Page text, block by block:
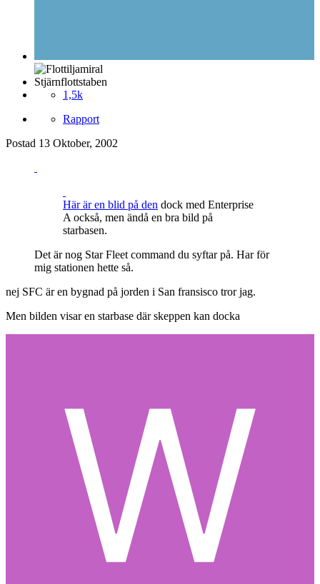
Stjärnflottstaben
1,5k
Rapport
Postad 13 Oktober, 2002
Här är en blid på den dock med Enterprise
A också, men ändå en bra bild på
starbasen.
Det är nog Star Fleet command du syftar på. Har för
mig stationen hette så.
nej SFC är en bygnad på jorden i San fransisco tror jag.
Men bilden visar en starbase där skeppen kan docka